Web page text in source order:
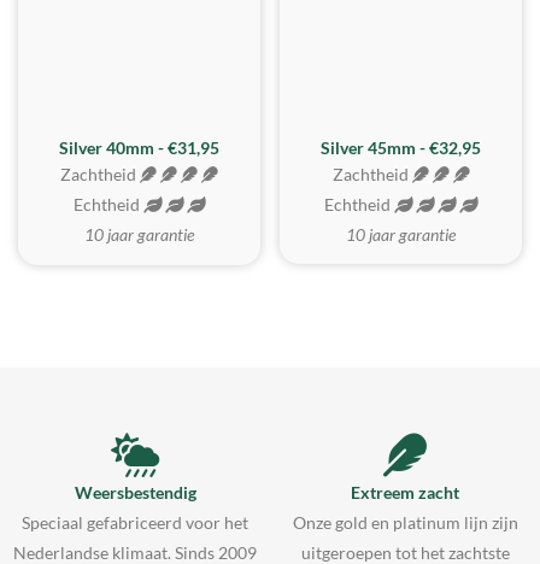
Silver 40mm - €31,95
Zachtheid
Echtheid
10 jaar garantie
MEEST GEKOZEN
Silver 45mm - €32,95
Zachtheid
Echtheid
10 jaar garantie
Weersbestendig
Speciaal gefabriceerd voor het
Nederlandse klimaat. Sinds 2009
Extreem zacht
Onze gold en platinum lijn zijn
uitgeroepen tot het zachtste